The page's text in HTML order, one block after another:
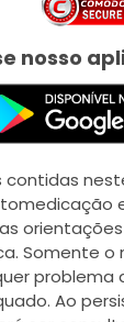
nosso
contidas
Somente
problema
Ao